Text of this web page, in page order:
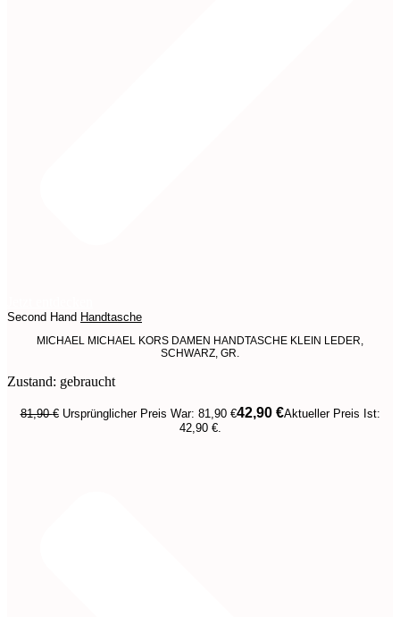
Second Hand Handtasche
MICHAEL MICHAEL KORS DAMEN HANDTASCHE KLEIN LEDER,
SCHWARZ, GR.
Zustand: gebraucht
81,90€ Ursprünglicher Preis War: 81,90 €42,90 €Aktueller Preis Ist:
42,90 €.